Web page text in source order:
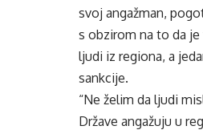
svoj angažman,
s obzirom na to da
ljudi iz regiona, a
sankcije.
“Ne želim da ljudi
Države angažuju u